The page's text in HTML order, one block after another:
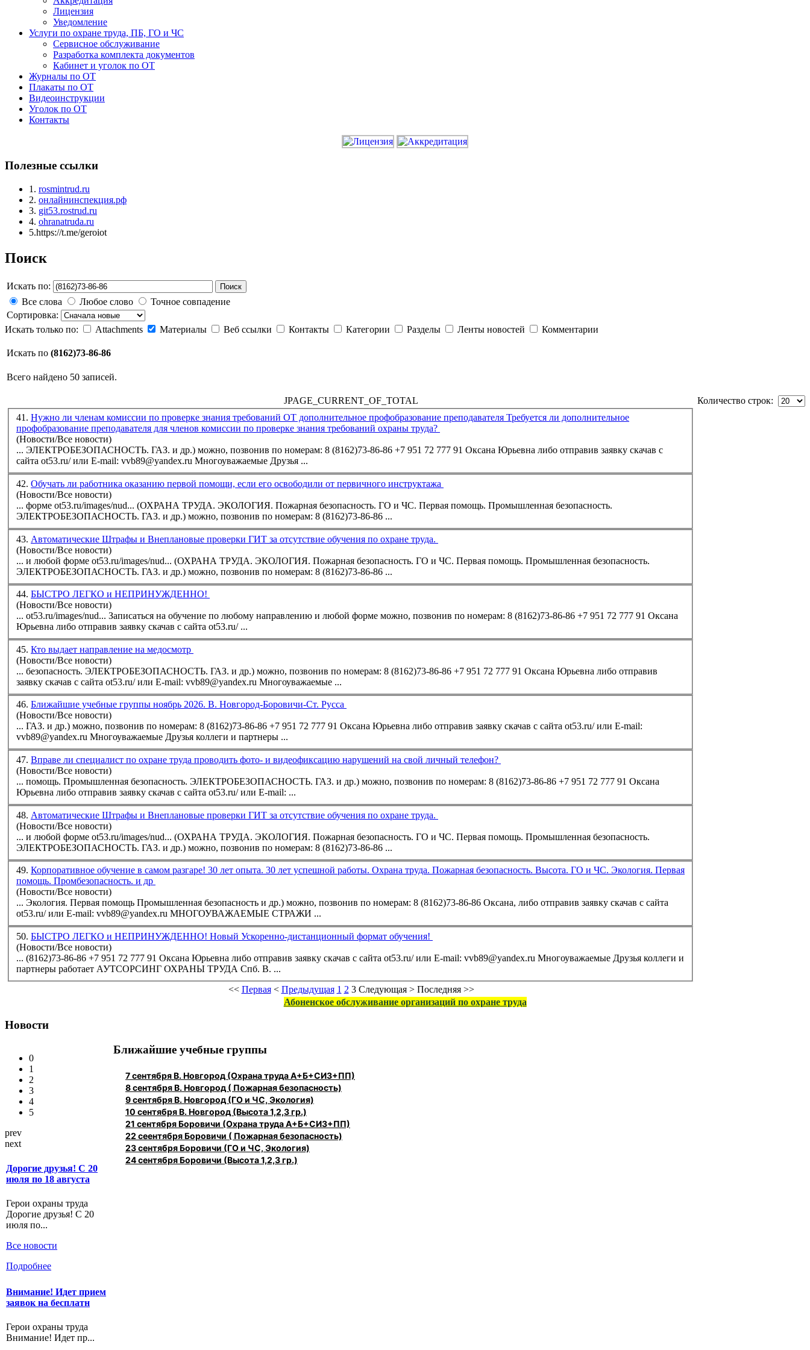
Лицензия
Уведомление
Услуги по охране труда, ПБ, ГО и ЧС
Сервисное обслуживание
Разработка комплекта документов
Кабинет и уголок по ОТ
Журналы по ОТ
Плакаты по ОТ
Видеоинструкции
Уголок по ОТ
Контакты
Полезные ссылки
1. rosmintrud.ru
2. онлайнинспекция.рф
3. git53.rostrud.ru
4. ohranatruda.ru
5.https://t.me/geroiot
Поиск
Искать по: Поиск
Все слова Любое слово
Точное совпадение
Сортировка:
Искать только по:
Attachments Материалы Веб ссылки Контакты Категории Разделы Ленты новостей Комментарии
Искать по (8162)73-86-86
Всего найдено 50 записей.
Количество строк:
JPAGE_CURRENT_OF_TOTAL
41. Нужно ли членам комиссии по проверке знания требований ОТ дополнительное профобразование преподавателя Требуется ли дополнительное
профобразование преподавателя для членов комиссии по проверке знания требований охраны труда?
(Новости/Все новости)
... ЭЛЕКТРОБЕЗОПАСНОСТЬ. ГАЗ. и др.) можно, позвонив по номерам: 8 (8162)73-86-86 +7 951 72 777 91 Оксана Юрьевна либо отправив заявку скачав с
сайта ot53.ru/ или E-mail: vvb89@yandex.ru Многоуважаемые Друзья ...
42. Обучать ли работника оказанию первой помощи, если его освободили от первичного инструктажа
(Новости/Все новости)
... форме ot53.ru/images/nud... (ОХРАНА ТРУДА. ЭКОЛОГИЯ. Пожарная безопасность. ГО и ЧС. Первая помощь. Промышленная безопасность.
ЭЛЕКТРОБЕЗОПАСНОСТЬ. ГАЗ. и др.) можно, позвонив по номерам: 8 (8162)73-86-86 ...
43. Автоматические Штрафы и Внеплановые проверки ГИТ за отсутствие обучения по охране труда.
(Новости/Все новости)
... и любой форме ot53.ru/images/nud... (ОХРАНА ТРУДА. ЭКОЛОГИЯ. Пожарная безопасность. ГО и ЧС. Первая помощь. Промышленная безопасность.
ЭЛЕКТРОБЕЗОПАСНОСТЬ. ГАЗ. и др.) можно, позвонив по номерам: 8 (8162)73-86-86 ...
44. БЫСТРО ЛЕГКО и НЕПРИНУЖДЕННО!
(Новости/Все новости)
... ot53.ru/images/nud... Записаться на обучение по любому направлению и любой форме можно, позвонив по номерам: 8 (8162)73-86-86 +7 951 72 777 91 Оксана
Юрьевна либо отправив заявку скачав с сайта ot53.ru/ ...
45. Кто выдает направление на медосмотр
(Новости/Все новости)
... безопасность. ЭЛЕКТРОБЕЗОПАСНОСТЬ. ГАЗ. и др.) можно, позвонив по номерам: 8 (8162)73-86-86 +7 951 72 777 91 Оксана Юрьевна либо отправив
заявку скачав с сайта ot53.ru/ или E-mail: vvb89@yandex.ru Многоуважаемые ...
46. Ближайшие учебные группы ноябрь 2026. В. Новгород-Боровичи-Ст. Русса
(Новости/Все новости)
... ГАЗ. и др.) можно, позвонив по номерам: 8 (8162)73-86-86 +7 951 72 777 91 Оксана Юрьевна либо отправив заявку скачав с сайта ot53.ru/ или E-mail:
vvb89@yandex.ru Многоуважаемые Друзья коллеги и партнеры ...
47. Вправе ли специалист по охране труда проводить фото- и видеофиксацию нарушений на свой личный телефон?
(Новости/Все новости)
... помощь. Промышленная безопасность. ЭЛЕКТРОБЕЗОПАСНОСТЬ. ГАЗ. и др.) можно, позвонив по номерам: 8 (8162)73-86-86 +7 951 72 777 91 Оксана
Юрьевна либо отправив заявку скачав с сайта ot53.ru/ или E-mail: ...
48. Автоматические Штрафы и Внеплановые проверки ГИТ за отсутствие обучения по охране труда.
(Новости/Все новости)
... и любой форме ot53.ru/images/nud... (ОХРАНА ТРУДА. ЭКОЛОГИЯ. Пожарная безопасность. ГО и ЧС. Первая помощь. Промышленная безопасность.
ЭЛЕКТРОБЕЗОПАСНОСТЬ. ГАЗ. и др.) можно, позвонив по номерам: 8 (8162)73-86-86 ...
49. Корпоративное обучение в самом разгаре! 30 лет опыта. 30 лет успешной работы. Охрана труда. Пожарная безопасность. Высота. ГО и ЧС. Экология. Первая
помощь. Промбезопасность. и др
(Новости/Все новости)
... Экология. Первая помощь Промышленная безопасность и др.) можно, позвонив по номерам: 8 (8162)73-86-86 Оксана, либо отправив заявку скачав с сайта
ot53.ru/ или E-mail: vvb89@yandex.ru МНОГОУВАЖАЕМЫЕ СТРАЖИ ...
50. БЫСТРО ЛЕГКО и НЕПРИНУЖДЕННО! Новый Ускоренно-дистанционный формат обучения!
(Новости/Все новости)
... (8162)73-86-86 +7 951 72 777 91 Оксана Юрьевна либо отправив заявку скачав с сайта ot53.ru/ или E-mail: vvb89@yandex.ru Многоуважаемые Друзья коллеги и
партнеры работает АУТСОРСИНГ ОХРАНЫ ТРУДА Спб. В. ...
<< Первая< Предыдущая 1 2 3 Следующая> Последняя>>
Абоненское обслуживание организаций по охране труда
Новости
0
1
2
3
4
5
prev
next
Дорогие друзья! С 20
июля по 18 августа
Герои охраны труда
Дорогие друзья! С 20
июля по...
Все новости
Подробнее
Внимание! Идет прием
заявок на бесплатн
Герои охраны труда
Внимание! Идет пр...
Ближайшие учебные группы
7 сентября В. Новгород (Охрана труда А+Б+СИЗ+ПП)
8 сентября В. Новгород ( Пожарная безопасность)
9 сентября В. Новгород (ГО и ЧС, Экология)
10 сентября В. Новгород (Высота 1,2,3 гр.)
21 сентября Боровичи (Охрана труда А+Б+СИЗ+ПП)
22 сеентября Боровичи ( Пожарная безопасность)
23 сентября Боровичи (ГО и ЧС, Экология)
24 сентября Боровичи (Высота 1,2,3 гр.)